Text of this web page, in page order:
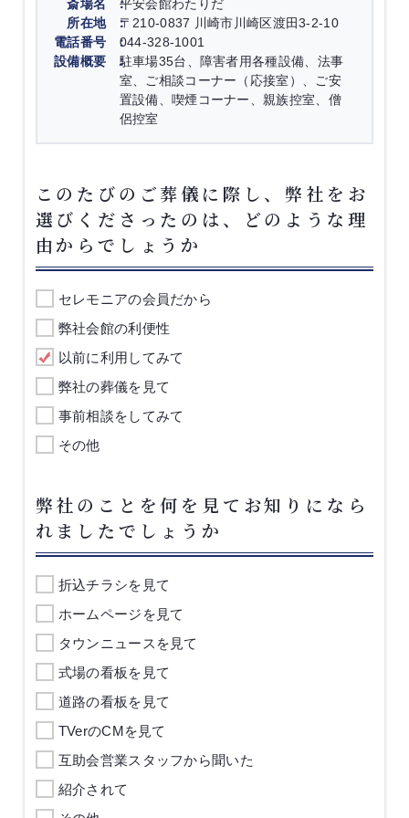
斎場名
平安会館わたりだ
所在地
〒210-0837 川崎市川崎区渡田3-2-10
電話番号
044-328-1001
設備概要
駐車場35台、障害者用各種設備、法事
室、ご相談コーナー（応接室）、ご安
置設備、喫煙コーナー、親族控室、僧
侶控室
このたびのご葬儀に際し、弊社をお
選びくださったのは、どのような理
由からでしょうか
セレモニアの会員だから
弊社会館の利便性
以前に利用してみて
弊社の葬儀を見て
事前相談をしてみて
その他
弊社のことを何を見てお知りになら
れましたでしょうか
折込チラシを見て
ホームページを見て
タウンニュースを見て
式場の看板を見て
道路の看板を見て
TVerのCMを見て
互助会営業スタッフから聞いた
紹介されて